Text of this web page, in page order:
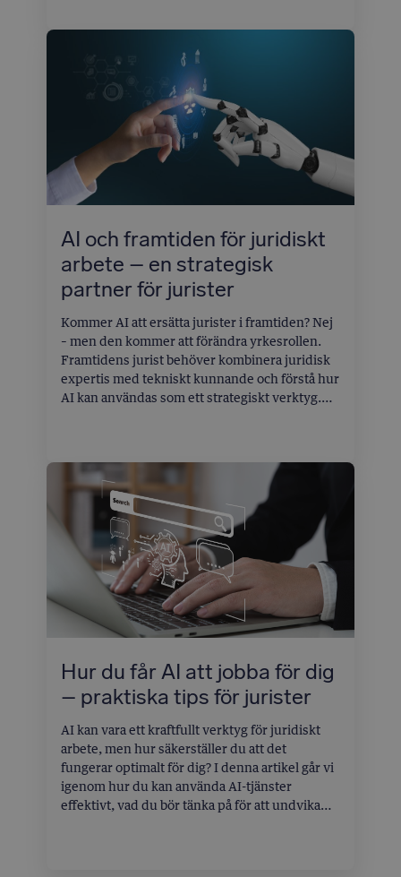
AI och framtiden för juridiskt
arbete – en strategisk
partner för jurister
Kommer AI att ersätta jurister i framtiden? Nej
– men den kommer att förändra yrkesrollen.
Framtidens jurist behöver kombinera juridisk
expertis med tekniskt kunnande och förstå hur
AI kan användas som ett strategiskt verktyg.
expertis är fortsatt avgörande, särskilt i
komplexa bedömningar och etiska frågor.
Hur du får AI att jobba för dig
– praktiska tips för jurister
AI kan vara ett kraftfullt verktyg för juridiskt
arbete, men hur säkerställer du att det
fungerar optimalt för dig? I denna artikel går vi
igenom hur du kan använda AI-tjänster
effektivt, vad du bör tänka på för att undvika